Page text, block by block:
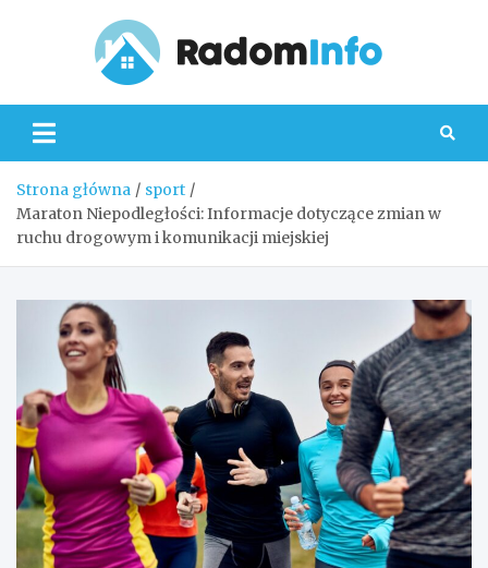
Strona główna
sport
Maraton Niepodległości: Informacje dotyczące zmian w
ruchu drogowym i komunikacji miejskiej